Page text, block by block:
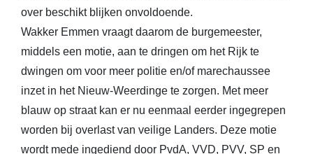
over beschikt blijken onvoldoende.
Wakker Emmen vraagt daarom de burgemeester,
middels een motie, aan te dringen om het Rijk te
dwingen om voor meer politie en/of marechaussee
inzet in het Nieuw-Weerdinge te zorgen. Met meer
blauw op straat kan er nu eenmaal eerder ingegrepen
worden bij overlast van veilige Landers. Deze motie
wordt mede ingediend door PvdA, VVD, PVV, SP en